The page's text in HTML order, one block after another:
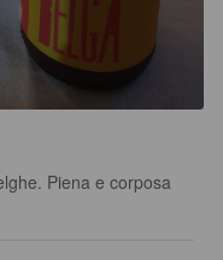
Piena e corposa